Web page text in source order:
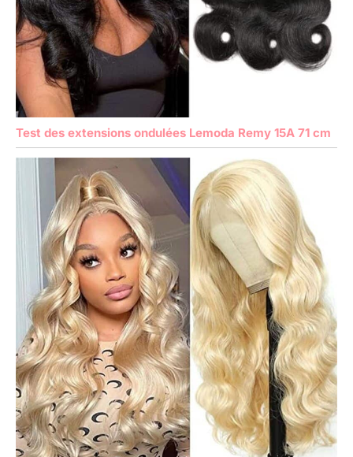
Test des extensions ondulées Lemoda Remy 15A 71 cm